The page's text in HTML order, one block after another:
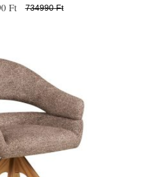
Ft 734990 Ft